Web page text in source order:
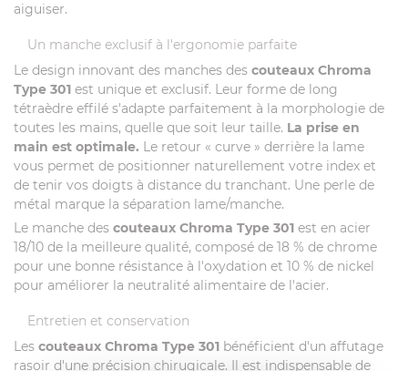
aiguiser.
Un manche exclusif à l'ergonomie parfaite
Le design innovant des manches des couteaux Chroma
Type 301 est unique et exclusif. Leur forme de long
tétraèdre effilé s'adapte parfaitement à la morphologie de
toutes les mains, quelle que soit leur taille. La prise en
main est optimale. Le retour « curve » derrière la lame
vous permet de positionner naturellement votre index et
de tenir vos doigts à distance du tranchant. Une perle de
métal marque la séparation lame/manche.
Le manche des couteaux Chroma Type 301 est en acier
18/10 de la meilleure qualité, composé de 18 % de chrome
pour une bonne résistance à l'oxydation et 10 % de nickel
pour améliorer la neutralité alimentaire de l'acier.
Entretien et conservation
Les couteaux Chroma Type 301 bénéficient d'un affutage
rasoir d'une précision chirugicale. Il est indispensable de